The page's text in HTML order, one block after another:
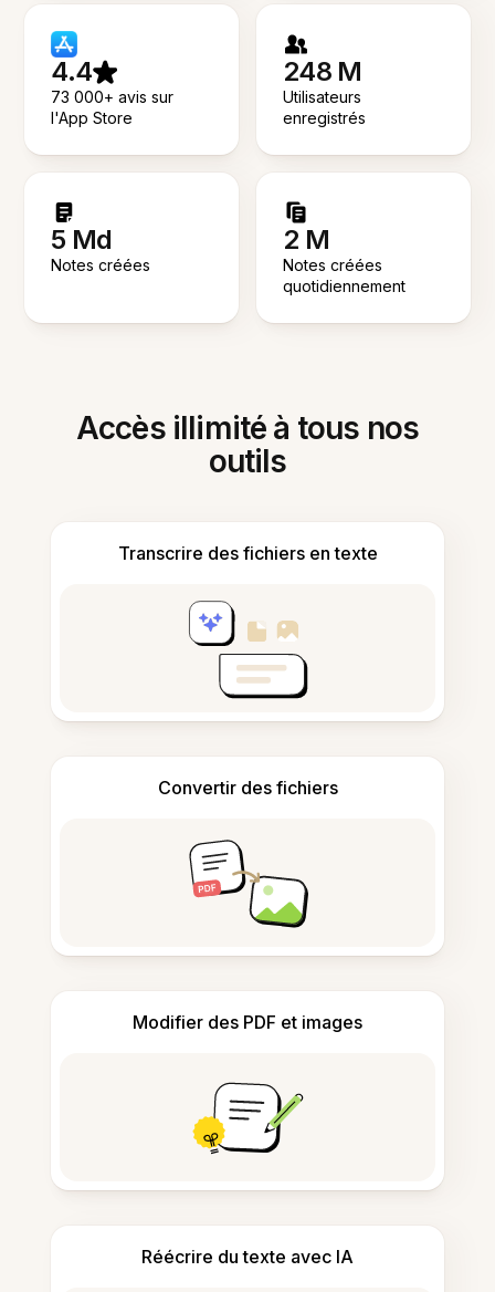
4.4
73 000+ avis sur
l'App Store
248 M
Utilisateurs
enregistrés
5 Md
Notes créées
2 M
Notes créées
quotidiennement
Accès illimité à tous nos
outils
Transcrire des fichiers en texte
Convertir des fichiers
Modifier des PDF et images
Réécrire du texte avec IA